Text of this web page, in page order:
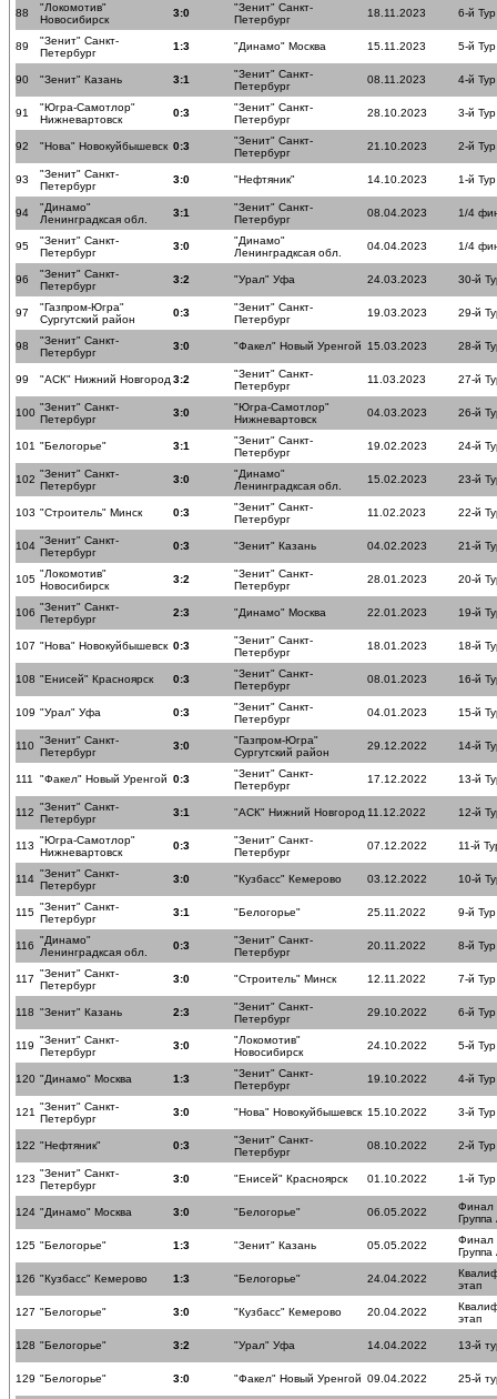
88
"Локомотив"
Новосибирск
3:0
"Зенит" Санкт-
Петербург
18.11.2023 6-й Тур
89
"Зенит" Санкт-
Петербург
1:3 "Динамо" Москва 15.11.2023 5-й Тур
90 "Зенит" Казань 3:1
"Зенит" Санкт-
Петербург
08.11.2023 4-й Тур
91
"Югра-Самотлор"
Нижневартовск
0:3
"Зенит" Санкт-
Петербург
28.10.2023 3-й Тур
92 "Нова" Новокуйбышевск 0:3
"Зенит" Санкт-
Петербург
21.10.2023 2-й Тур
93
"Зенит" Санкт-
Петербург
3:0 "Нефтяник" 14.10.2023 1-й Тур
94
"Динамо"
Ленинградксая обл.
3:1
"Зенит" Санкт-
Петербург
08.04.2023 1/4
95
"Зенит" Санкт-
Петербург
3:0
"Динамо"
Ленинградксая обл.
04.04.2023 1/4
96
"Зенит" Санкт-
Петербург
3:2 "Урал" Уфа 24.03.2023 30-й
97
"Газпром-Югра"
Сургутский район
0:3
"Зенит" Санкт-
Петербург
19.03.2023 29-й
98
"Зенит" Санкт-
Петербург
3:0 "Факел" Новый Уренгой 15.03.2023 28-й
99 "АСК" Нижний Новгород 3:2
"Зенит" Санкт-
Петербург
11.03.2023 27-й
100 "Зенит" Санкт-
Петербург
3:0
"Югра-Самотлор"
Нижневартовск
04.03.2023 26-й
101 "Белогорье" 3:1
"Зенит" Санкт-
Петербург
19.02.2023 24-й
102 "Зенит" Санкт-
Петербург
3:0
"Динамо"
Ленинградксая обл.
15.02.2023 23-й
103 "Строитель" Минск 0:3
"Зенит" Санкт-
Петербург
11.02.2023 22-й
104 "Зенит" Санкт-
Петербург
0:3 "Зенит" Казань 04.02.2023 21-й
105 "Локомотив"
Новосибирск
3:2
"Зенит" Санкт-
Петербург
28.01.2023 20-й
106 "Зенит" Санкт-
Петербург
2:3 "Динамо" Москва 22.01.2023 19-й
107 "Нова" Новокуйбышевск 0:3
"Зенит" Санкт-
Петербург
18.01.2023 18-й
108 "Енисей" Красноярск 0:3
"Зенит" Санкт-
Петербург
08.01.2023 16-й
109 "Урал" Уфа 0:3
"Зенит" Санкт-
Петербург
04.01.2023 15-й
110 "Зенит" Санкт-
Петербург
3:0
"Газпром-Югра"
Сургутский район
29.12.2022 14-й
111 "Факел" Новый Уренгой 0:3
"Зенит" Санкт-
Петербург
17.12.2022 13-й
112 "Зенит" Санкт-
Петербург
3:1 "АСК" Нижний Новгород 11.12.2022 12-й
113 "Югра-Самотлор"
Нижневартовск
0:3
"Зенит" Санкт-
Петербург
07.12.2022 11-й
114 "Зенит" Санкт-
Петербург
3:0 "Кузбасс" Кемерово 03.12.2022 10-й
115 "Зенит" Санкт-
Петербург
3:1 "Белогорье" 25.11.2022 9-й Тур
116 "Динамо"
Ленинградксая обл.
0:3
"Зенит" Санкт-
Петербург
20.11.2022 8-й Тур
117 "Зенит" Санкт-
Петербург
3:0 "Строитель" Минск 12.11.2022 7-й Тур
118 "Зенит" Казань 2:3
"Зенит" Санкт-
Петербург
29.10.2022 6-й Тур
119 "Зенит" Санкт-
Петербург
3:0
"Локомотив"
Новосибирск
24.10.2022 5-й Тур
120 "Динамо" Москва 1:3
"Зенит" Санкт-
Петербург
19.10.2022 4-й Тур
121 "Зенит" Санкт-
Петербург
3:0 "Нова" Новокуйбышевск 15.10.2022 3-й Тур
122 "Нефтяник" 0:3
"Зенит" Санкт-
Петербург
08.10.2022 2-й Тур
123 "Зенит" Санкт-
Петербург
3:0 "Енисей" Красноярск 01.10.2022 1-й Тур
124 "Динамо" Москва 3:0 "Белогорье" 06.05.2022
Финал
Группа
125 "Белогорье" 1:3 "Зенит" Казань 05.05.2022
Финал
Группа
126 "Кузбасс" Кемерово 1:3 "Белогорье" 24.04.2022
этап
127 "Белогорье" 3:0 "Кузбасс" Кемерово 20.04.2022
этап
128 "Белогорье" 3:2 "Урал" Уфа 14.04.2022 13-й
129 "Белогорье" 3:0 "Факел" Новый Уренгой 09.04.2022 25-й